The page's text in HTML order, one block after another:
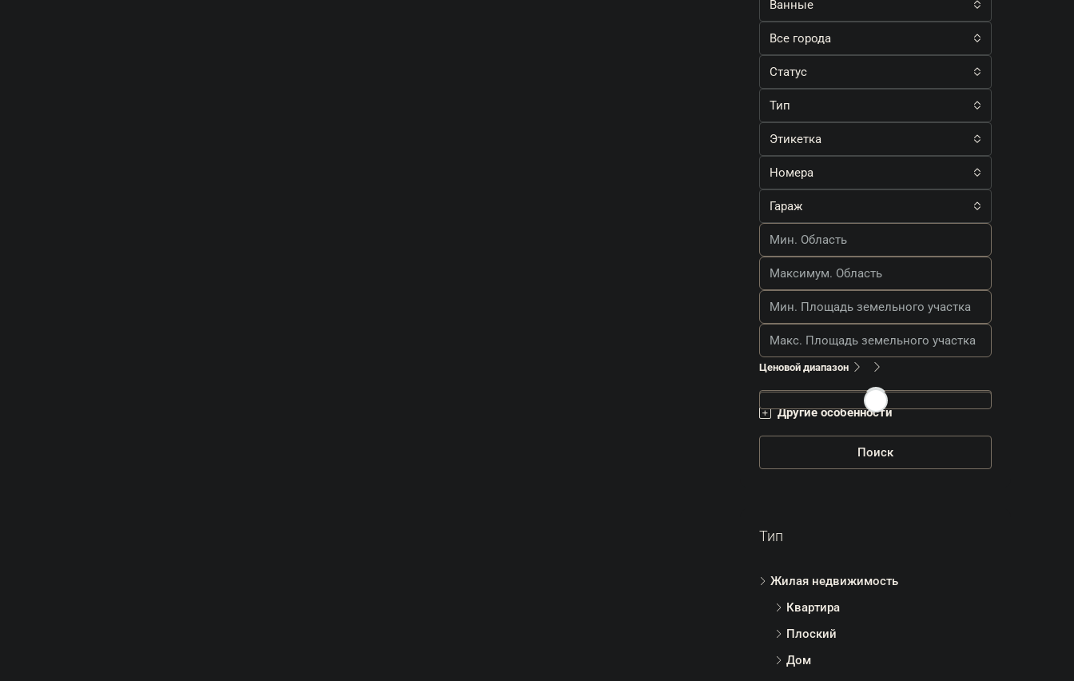
Ванные
Все города
Статус
Тип
Этикетка
Номера
Гараж
Ценовой диапазон
Другие особенности
Поиск
Тип
Жилая недвижимость
Квартира
Плоский
Дом